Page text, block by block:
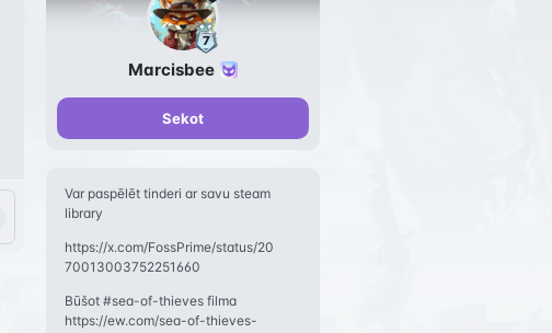
Marcisbee
Sekot
Var paspēlēt tinderi ar savu steam
library
ndie
https://x.com/FossPrime/status/20
70013003752251660
Būšot #sea-of-thieves filma
https://ew.com/sea-of-thieves-